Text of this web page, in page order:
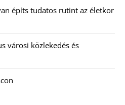
építs tudatos rutint az életkor
városi közlekedés és